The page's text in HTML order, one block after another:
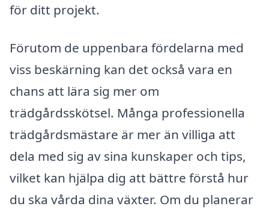
för ditt projekt.
Förutom de uppenbara fördelarna med
viss beskärning kan det också vara en
chans att lära sig mer om
trädgårdsskötsel. Många professionella
trädgårdsmästare är mer än villiga att
dela med sig av sina kunskaper och tips,
vilket kan hjälpa dig att bättre förstå hur
du ska vårda dina växter. Om du planerar